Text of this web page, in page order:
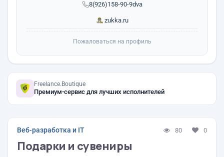
8(926)158-90-9dva
zukka.ru
Пожаловаться на профиль
Freelance.Boutique
Премиум-сервис для лучших исполнителей
Веб-разработка и IT 80 0
Подарки и сувениры